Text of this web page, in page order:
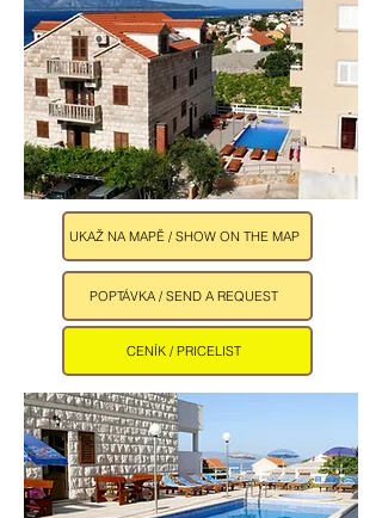
UKAŽ NA MAPĚ / SHOW ON THE MAP
POPTÁVKA / SEND A REQUEST
CENÍK / PRICELIST